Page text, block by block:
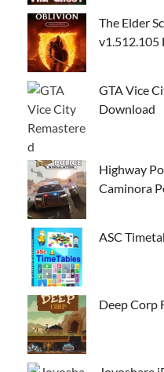
The Elder
v1.512.105
GTA Vice
Download
Highway
Caminora
ASC
Deep Corp